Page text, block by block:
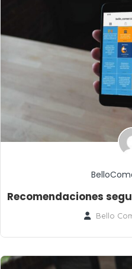
Recomendaciones
Bello